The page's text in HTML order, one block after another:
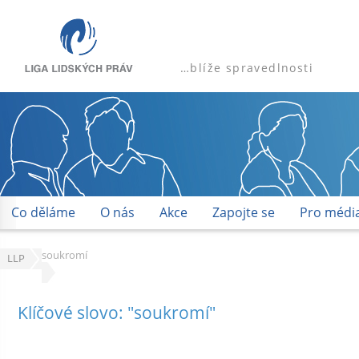
…blíže spravedlnosti
Co děláme O nás Akce Zapojte se Pro
LLP soukromí
Klíčové slovo: "soukromí"